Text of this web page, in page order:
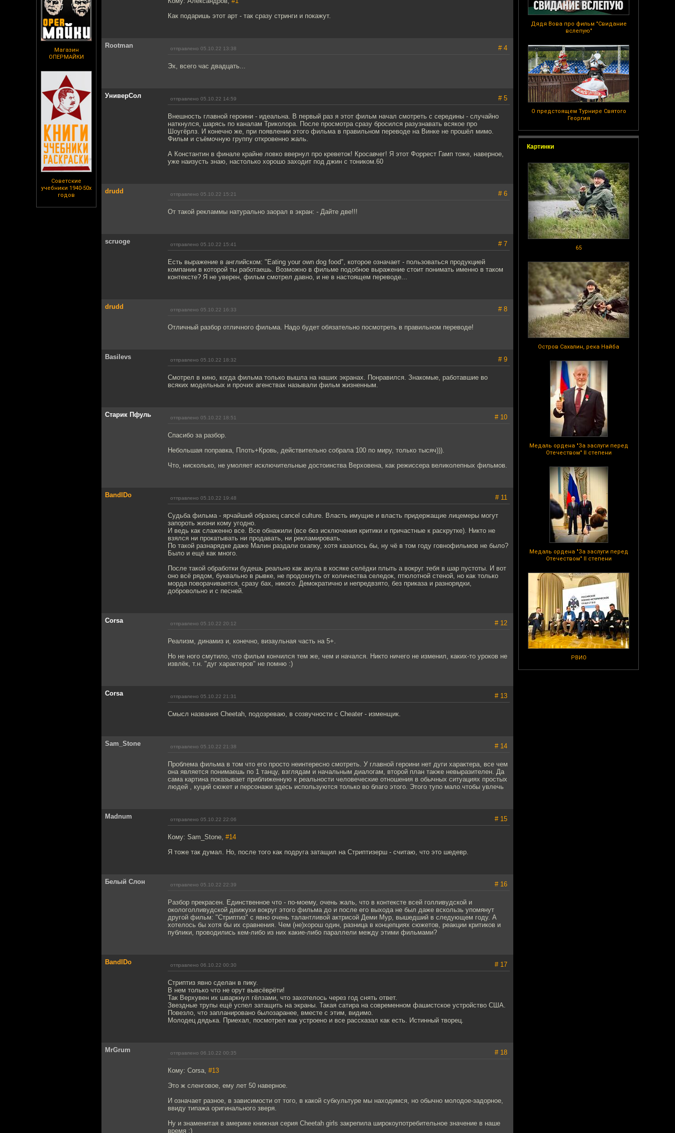
Магазин
ОПЕРМАЙКИ
Советские
учебники 1940-50х
годов
Дядя Вова про фильм "Свидание
вслепую"
О предстоящем Турнире Святого
Георгия
Картинки
65
Остров Сахалин, река Найба
Медаль ордена "За заслуги перед
Отечеством" II степени
Медаль ордена "За заслуги перед
Отечеством" II степени
РВИО
Как подаришь этот арт - так сразу стринги и покажут.
Rootman отправлено 05.10.22 13:38 # 4
Эх, всего час двадцать...
УниверСол отправлено 05.10.22 14:59 # 5
Внешность главной героини - идеальна. В первый раз я этот фильм начал смотреть с середины - случайно
наткнулся, шарясь по каналам Триколора. После просмотра сразу бросился разузнавать всякое про
Шоугёрлз. И конечно же, при появлении этого фильма в правильном переводе на Винке не прошёл мимо.
Фильм и съёмочную группу откровенно жаль.
А Константин в финале крайне ловко ввернул про креветок! Кросавчег! Я этот Форрест Гамп тоже, наверное,
уже наизусть знаю, настолько хорошо заходит под джин с тоником.60
drudd отправлено 05.10.22 15:21 # 6
От такой рекламмы натурально заорал в экран: - Дайте две!!!
scruoge отправлено 05.10.22 15:41 # 7
Есть выражение в английском: "Eating your own dog food", которое означает - пользоваться продукцией
компании в которой ты работаешь. Возможно в фильме подобное выражение стоит понимать именно в таком
контексте? Я не уверен, фильм смотрел давно, и не в настоящем переводе...
drudd отправлено 05.10.22 16:33 # 8
Отличный разбор отличного фильма. Надо будет обязательно посмотреть в правильном переводе!
Basilevs отправлено 05.10.22 18:32 # 9
Смотрел в кино, когда фильма только вышла на наших экранах. Понравился. Знакомые, работавшие во
всяких модельных и прочих агенствах называли фильм жизненным.
Старик Пфуль отправлено 05.10.22 18:51 # 10
Спасибо за разбор.
Небольшая поправка, Плоть+Кровь, действительно собрала 100 по миру, только тысяч))).
Что, нисколько, не умоляет исключительные достоинства Верховена, как режиссера великолепных фильмов.
BandIDo отправлено 05.10.22 19:48 # 11
Судьба фильма - ярчайший образец cancel culture. Власть имущие и власть придержащие лицемеры могут
запороть жизни кому угодно.
И ведь как слаженно все. Все обнажили (все без исключения критики и причастные к раскрутке). Никто не
взялся ни прокатывать ни продавать, ни рекламировать.
По такой разнарядке даже Малин раздали охапку, хотя казалось бы, ну чё в том году говнофильмов не было?
Было и ещё как много.
После такой обработки будешь реально как акула в косяке селёдки плыть а вокруг тебя в шар пустоты. И вот
оно всё рядом, буквально в рывке, не продохнуть от количества селедок, птюлотной стеной, но как только
морда поворачивается, сразу бах, никого. Демократично и непредвзято, без приказа и разнорядки,
добровольно и с песней.
Corsa отправлено 05.10.22 20:12 # 12
Реализм, динамиз и, конечно, визаульная часть на 5+.
Но не ного смутило, что фильм кончился тем же, чем и начался. Никто ничего не изменил, каких-то уроков не
извлёк, т.н. "дуг характеров" не помню :)
Corsa отправлено 05.10.22 21:31 # 13
Смысл названия Cheetah, подозреваю, в созвучности с Cheater - изменщик.
Sam_Stone отправлено 05.10.22 21:38 # 14
Проблема фильма в том что его просто неинтересно смотреть. У главной героини нет дуги характера, все чем
она является понимаешь по 1 танцу, взглядам и начальным диалогам, второй план также невыразителен. Да
сама картина показывает приближенную к реальности человеческие отношения в обычных ситуациях простых
людей , куций сюжет и персонажи здесь используются только во благо этого. Этого тупо мало.чтобы увлечь
Madnum отправлено 05.10.22 22:06 # 15
Кому: Sam_Stone, #14
Я тоже так думал. Но, после того как подруга затащил на Стриптизерш - считаю, что это шедевр.
Белый Слон отправлено 05.10.22 22:39 # 16
Разбор прекрасен. Единственное что - по-моему, очень жаль, что в контексте всей голливудской и
окологолливудской движухи вокруг этого фильма до и после его выхода не был даже вскользь упомянут
другой фильм: "Стриптиз" с явно очень талантливой актрисой Деми Мур, вышедший в следующем году. А
хотелось бы хотя бы их сравнения. Чем (не)хорош один, разница в концепциях сюжетов, реакции критиков и
публики, проводились кем-либо из них какие-либо параллели между этими фильмами?
BandIDo отправлено 06.10.22 00:30 # 17
Стриптиз явно сделан в пику.
В нем только что не орут вывсёврёти!
Так Верхувен их шваркнул гёлзами, что захотелось через год снять ответ.
Звездные трупы ещё успел затащить на экраны. Такая сатира на современном фашистское устройство США.
Повезло, что запланировано былозаранее, вместе с этим, видимо.
Молодец дядька. Приехал, посмотрел как устроено и все рассказал как есть. Истинный творец.
MrGrum отправлено 06.10.22 00:35 # 18
Кому: Corsa, #13
Это ж сленговое, ему лет 50 наверное.
И означает разное, в зависимости от того, в какой субкультуре мы находимся, но обычно молодое-задорное,
ввиду типажа оригинального зверя.
Ну и знаменитая в америке книжная серия Cheetah girls закрепила широкоупотребительное значение в наше
время ;)